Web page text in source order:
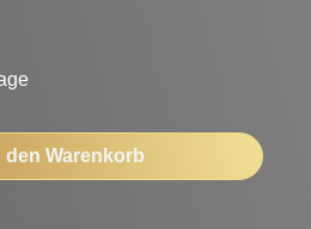
Wert ein
den Warenkorb